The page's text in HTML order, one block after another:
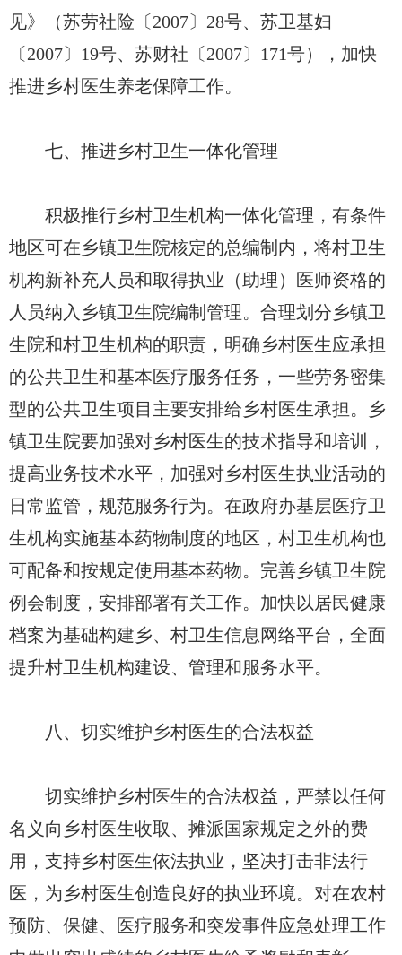
见》（苏劳社险〔2007〕28号、苏卫基妇
〔2007〕19号、苏财社〔2007〕171号），加快
推进乡村医生养老保障工作。
七、推进乡村卫生一体化管理
积极推行乡村卫生机构一体化管理，有条件
地区可在乡镇卫生院核定的总编制内，将村卫生
机构新补充人员和取得执业（助理）医师资格的
人员纳入乡镇卫生院编制管理。合理划分乡镇卫
生院和村卫生机构的职责，明确乡村医生应承担
的公共卫生和基本医疗服务任务，一些劳务密集
型的公共卫生项目主要安排给乡村医生承担。乡
镇卫生院要加强对乡村医生的技术指导和培训，
提高业务技术水平，加强对乡村医生执业活动的
日常监管，规范服务行为。在政府办基层医疗卫
生机构实施基本药物制度的地区，村卫生机构也
可配备和按规定使用基本药物。完善乡镇卫生院
例会制度，安排部署有关工作。加快以居民健康
档案为基础构建乡、村卫生信息网络平台，全面
提升村卫生机构建设、管理和服务水平。
八、切实维护乡村医生的合法权益
切实维护乡村医生的合法权益，严禁以任何
名义向乡村医生收取、摊派国家规定之外的费
用，支持乡村医生依法执业，坚决打击非法行
医，为乡村医生创造良好的执业环境。对在农村
预防、保健、医疗服务和突发事件应急处理工作